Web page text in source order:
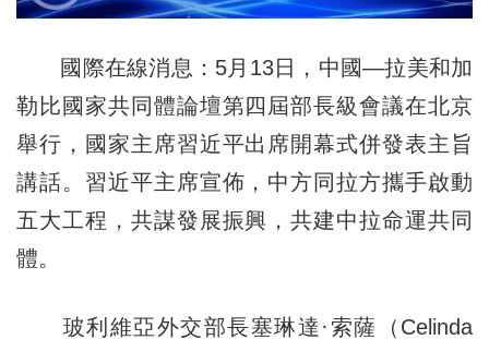
國際在線消息：5月13日，中國—拉美和加
勒比國家共同體論壇第四屆部長級會議在北京
舉行，國家主席習近平出席開幕式併發表主旨
講話。習近平主席宣佈，中方同拉方攜手啟動
五大工程，共謀發展振興，共建中拉命運共同
體。
玻利維亞外交部長塞琳達·索薩（Celinda